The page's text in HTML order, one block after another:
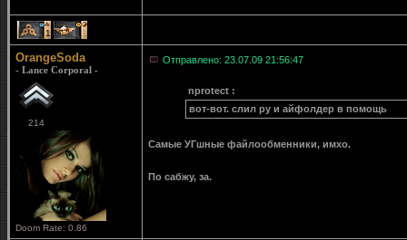
1 1
OrangeSoda
- Lance Corporal -
214
Doom Rate: 0.86
Отправлено: 23.07.09 21:56:47
nprotect :
вот-вот. слил ру и айфолдер в помощь
Самые УГшные файлообменники, имхо.
По сабжу, за.